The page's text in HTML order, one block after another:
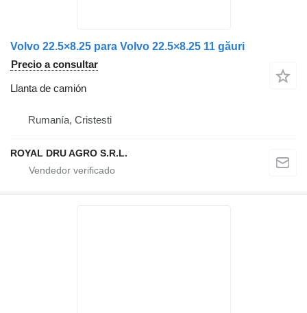
Volvo 22.5×8.25 para Volvo 22.5×8.25 11 găuri
Precio a consultar
Llanta de camión
Rumanía, Cristesti
ROYAL DRU AGRO S.R.L.